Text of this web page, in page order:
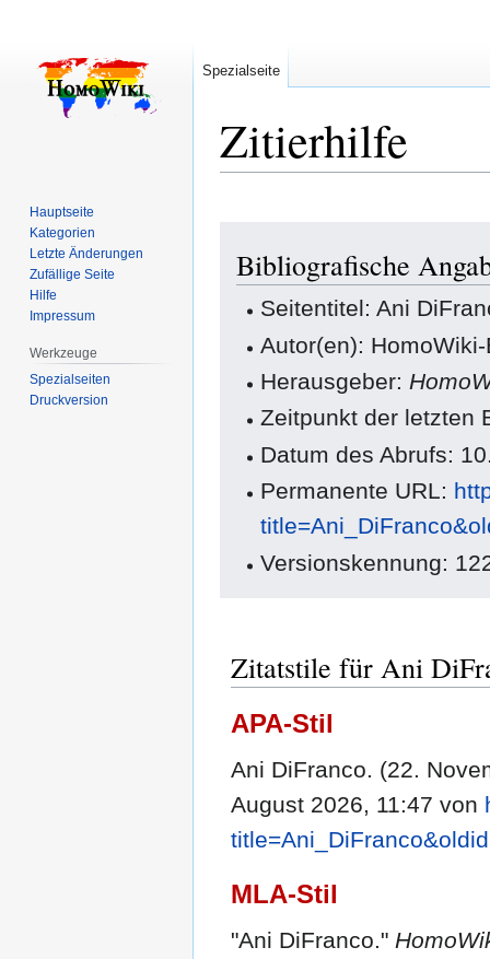
Zitierhilfe
Navigation
springen
Suche
springen
Bibliografische
Seitentitel: Ani
Autor(en):
Herausgeber:
Zeitpunkt der letzten
Datum des Abrufs:
Permanente URL:
Versionskennung:
Zitatstile für Ani
APA-Stil
Ani DiFranco. (22.
August 2026, 11:47 von
MLA-Stil
"Ani DiFranco."
Spezialseite
Hauptseite
Kategorien
Letzte Änderungen
Zufällige Seite
Hilfe
Impressum
Werkzeuge
Spezialseiten
Druckversion